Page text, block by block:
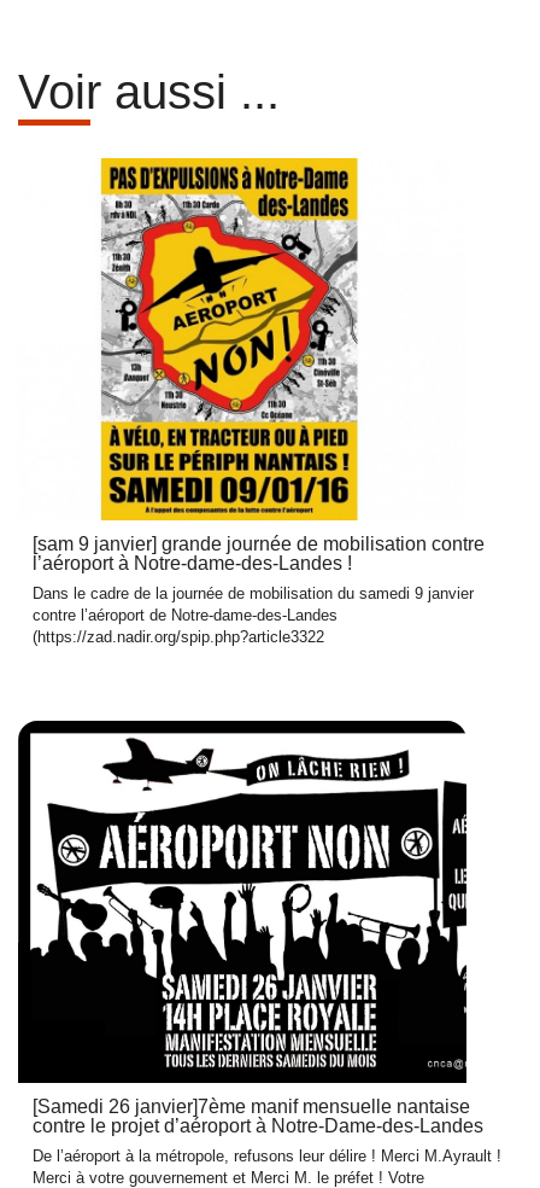
Voir aussi ...
[sam 9 janvier] grande journée de mobilisation contre
l’aéroport à Notre-dame-des-Landes !
Dans le cadre de la journée de mobilisation du samedi 9 janvier
contre l’aéroport de Notre-dame-des-Landes
(https://zad.nadir.org/spip.php?article3322
[Samedi 26 janvier]7ème manif mensuelle nantaise
contre le projet d’aéroport à Notre-Dame-des-Landes
De l’aéroport à la métropole, refusons leur délire ! Merci M.Ayrault !
Merci à votre gouvernement et Merci M. le préfet ! Votre